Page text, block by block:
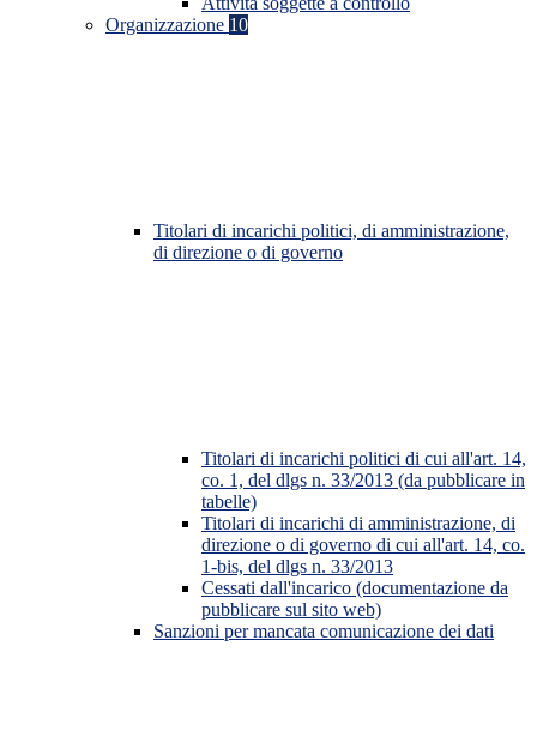
Organizzazione 10
Titolari di incarichi politici, di amministrazione,
di direzione o di governo
Titolari di incarichi politici di cui all'art. 14,
co. 1, del dlgs n. 33/2013 (da pubblicare in
tabelle)
Titolari di incarichi di amministrazione, di
direzione o di governo di cui all'art. 14, co.
1-bis, del dlgs n. 33/2013
Cessati dall'incarico (documentazione da
pubblicare sul sito web)
Sanzioni per mancata comunicazione dei dati